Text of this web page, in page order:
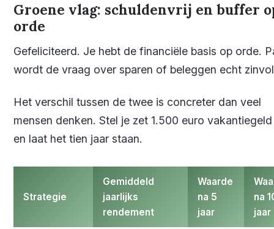
Groene vlag: schuldenvrij en buffer
orde
Gefeliciteerd. Je hebt de financiële basis op orde.
wordt de vraag over sparen of beleggen echt
Het verschil tussen de twee is concreter dan veel
mensen denken. Stel je zet 1.500 euro
en laat het tien jaar staan.
Strategie
Gemiddeld
jaarlijks
rendement
Waarde
na 5
jaar
na
jaar